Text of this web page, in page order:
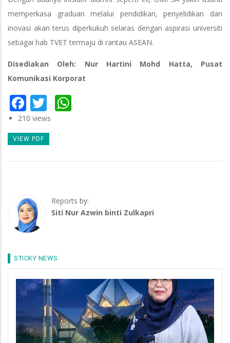
memperkasa graduan melalui pendidikan, penyelidikan dan
inovasi akan terus diperkukuh selaras dengan aspirasi universiti
sebagai hab TVET termaju di rantau ASEAN.
Disediakan Oleh: Nur Hartini Mohd Hatta, Pusat
Komunikasi Korporat
Facebook
Twitter
210 views
VIEW PDF
Reports by:
Siti Nur Azwin binti Zulkapri
STICKY NEWS